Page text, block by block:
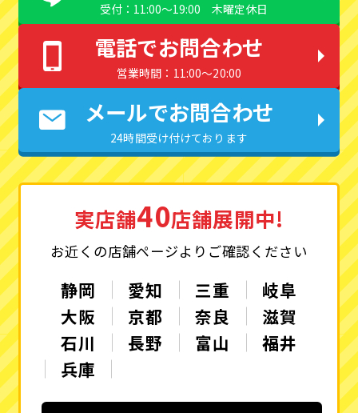
受付：11:00〜19:00 木曜定休日
電話でお問合わせ
営業時間：11:00〜20:00
メールでお問合わせ
24時間受け付けております
実店舗40店舗展開中!
お近くの店舗ページよりご確認ください
静岡 愛知 三重
岐阜
大阪
京都 奈良
滋賀
石川
長野 富山
福井
兵庫